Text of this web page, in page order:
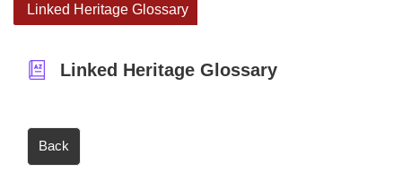
Linked Heritage Glossary
Linked Heritage Glossary
Back